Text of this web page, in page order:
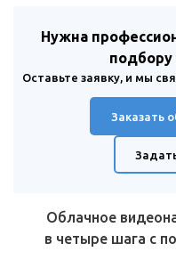
Нужна
подбору
Оставьте заявку, и мы
Заказать
Облачное
в четыре шага с